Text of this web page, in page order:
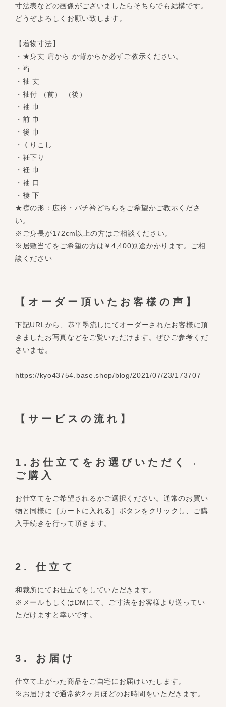
寸法表などの画像がございましたらそちらでも結構です。
どうぞよろしくお願い致します。
【着物寸法】
・★身丈 肩から か背からか必ずご教示ください。
・裄
・袖 丈
・袖付 （前） （後）
・袖 巾
・前 巾
・後 巾
・くりこし
・衽下り
・衽 巾
・袖 口
・褄 下
★襟の形：広衿・バチ衿どちらをご希望かご教示くださ
い。
※ご身長が172cm以上の方はご相談ください。
※居敷当てをご希望の方は￥4,400別途かかります。ご相
談ください
【オーダー頂いたお客様の声】
下記URLから、恭平墨流しにてオーダーされたお客様に頂
きましたお写真などをご覧いただけます。ぜひご参考くだ
さいませ。
https://kyo43754.base.shop/blog/2021/07/23/173707
【サービスの流れ】
1.お仕立てをお選びいただく→
ご購入
お仕立てをご希望されるかご選択ください。通常のお買い
物と同様に［カートに入れる］ボタンをクリックし、ご購
入手続きを行って頂きます。
2. 仕立て
和裁所にてお仕立てをしていただきます。
※メールもしくはDMにて、ご寸法をお客様より送ってい
ただけますと幸いです。
3. お届け
仕立て上がった商品をご自宅にお届けいたします。
※お届けまで通常約2ヶ月ほどのお時間をいただきます。